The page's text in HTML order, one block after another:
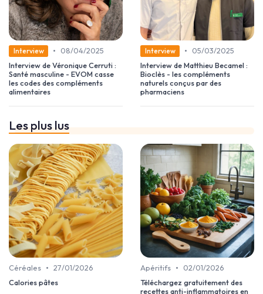
Interview •
08/04/2025
Interview de Véronique Cerruti :
Santé masculine - EVOM casse
les codes des compléments
alimentaires
Interview •
05/03/2025
Interview de Matthieu Becamel :
Bioclès - les compléments
naturels conçus par des
pharmaciens
Les plus lus
Céréales • 27/01/2026
Calories pâtes
Apéritifs •
02/01/2026
Téléchargez gratuitement des
recettes anti-inflammatoires en